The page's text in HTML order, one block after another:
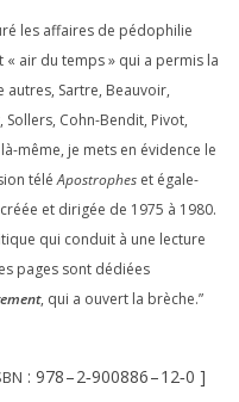
les affaires de pédo­phi­lie
« air du temps » qui a per­mis la
autres, Sartre, Beauvoir,
Cohn-Bendit, Pivot,
même, je mets en évi­dence le
téléApostrophes et éga­le­
créée et diri­gée de 1975 à 1980.
qui conduit à une lec­ture
pages sont dédiées
, qui a ouvert la brèche.”
: 978–2‑900886–12‑0 ]